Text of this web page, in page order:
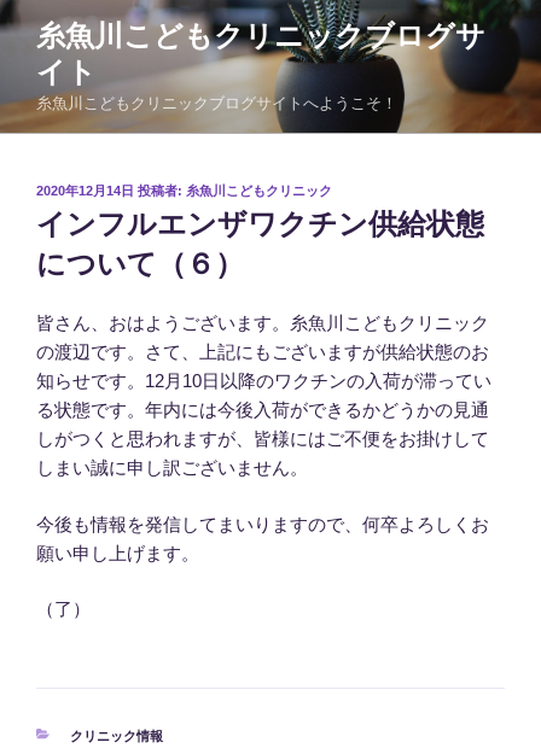
コ
ン
ツ
糸魚川こどもクリニックブログサ
イト
糸魚川こどもクリニックブログサイトへようこそ！
投
日:
2020年12月14日 投稿者: 糸魚川こどもクリニック
インフルエンザワクチン供給状態
について（６）
皆さん、おはようございます。糸魚川こどもクリニック
の渡辺です。さて、上記にもございますが供給状態のお
知らせです。12月10日以降のワクチンの入荷が滞ってい
る状態です。年内には今後入荷ができるかどうかの見通
しがつくと思われますが、皆様にはご不便をお掛けして
しまい誠に申し訳ございません。
今後も情報を発信してまいりますので、何卒よろしくお
願い申し上げます。
（了）
カ
クリニック情報